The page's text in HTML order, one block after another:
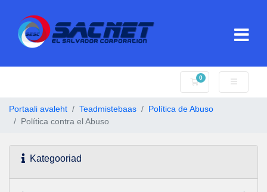
0
Ostukorv
Portaali avaleht Teadmistebaas
Política de Abuso
Política contra el Abuso
Kategooriad